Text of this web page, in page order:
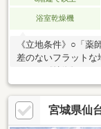
浴室乾燥機
《立地条件》○「薬
差のないフラット
エリア《特徴》
グにつき周囲から
機、オートバス機
フバルコニー○4台
（2025年6月完工済
宮城県仙